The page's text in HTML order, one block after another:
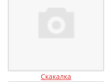
Скакалка